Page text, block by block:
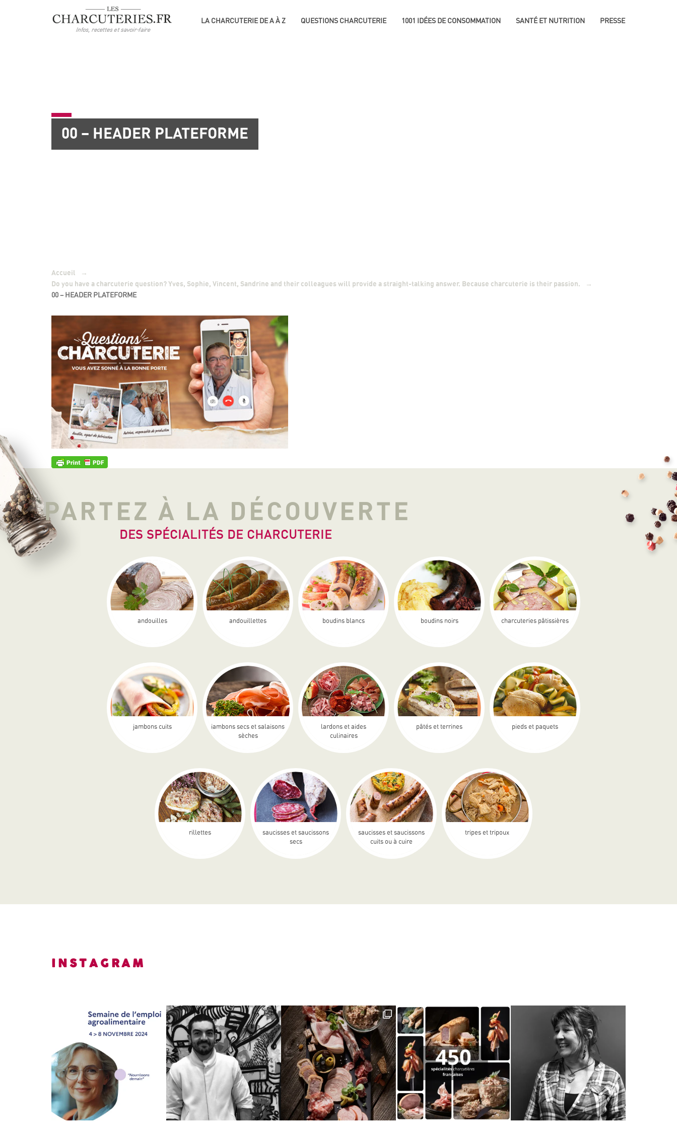
LA CHARCUTERIE DE A À Z QUESTIONS CHARCUTERIE 1001 IDÉES DE CONSOMMATION SANTÉ ET NUTRITION PRESSE
00 – HEADER PLATEFORME
Accueil →
Do you have a charcuterie question? Yves, Sophie, Vincent, Sandrine and their colleagues will provide a straight-talking answer. Because charcuterie is their passion.
→
00 – HEADER PLATEFORME
PARTEZ À LA DÉCOUVERTE
DES SPÉCIALITÉS DE CHARCUTERIE
andouilles andouillettes boudins blancs boudins noirs charcuteries pâtissières
jambons cuits
jambons secs et salaisons
sèches
lardons et aides
culinaires
pâtés et terrines pieds et paquets
rillettes
saucisses et saucissons
secs
saucisses et saucissons
cuits ou à cuire
tripes et tripoux
INSTAGRAM